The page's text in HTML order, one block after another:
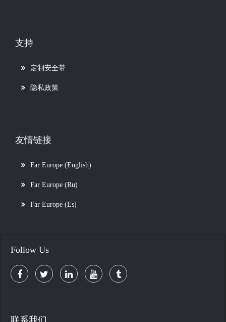
支持
定制安全带
隐私政策
友情链接
Far Europe (English)
Far Europe (Ru)
Far Europe (Es)
Follow Us
联系我们